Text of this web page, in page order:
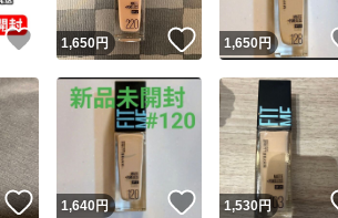
いいね！
1,650円 いいね！
1,650円
いいね！
1,640円 いいね！
1,530円